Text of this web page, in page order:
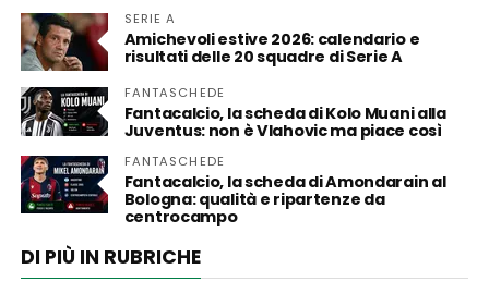
SERIE A
Amichevoli estive 2026: calendario e
risultati delle 20 squadre di Serie A
FANTASCHEDE
Fantacalcio, la scheda di Kolo Muani alla
Juventus: non è Vlahovic ma piace così
FANTASCHEDE
Fantacalcio, la scheda di Amondarain al
Bologna: qualità e ripartenze da
centrocampo
DI PIÙ IN RUBRICHE